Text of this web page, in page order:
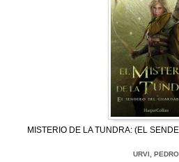
MISTERIO DE LA TUNDRA: (EL
URVI, PEDRO